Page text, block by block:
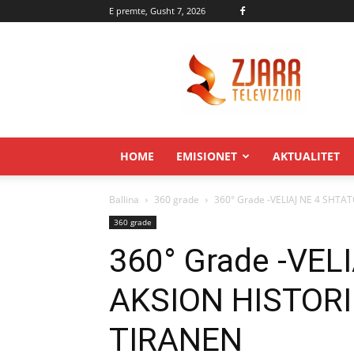
E premte, Gusht 7, 2026
HOME EMISIONET AKTUALITET
Ballina 360 grade 360° Grade -VELIAJ NE 4
360 grade
360° Grade -
AKSION
TIRANEN